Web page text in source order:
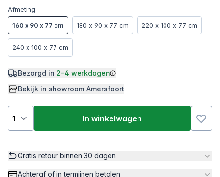
Afmeting
160 x 90 x 77 cm
180 x 90 x 77 cm 220 x 100 x 77 cm
240 x 100 x 77 cm
Bezorgd in 2-4 werkdagen
Bekijk in showroom Amersfoort
In winkelwagen
Gratis retour binnen 30 dagen
Achteraf of in termijnen betalen